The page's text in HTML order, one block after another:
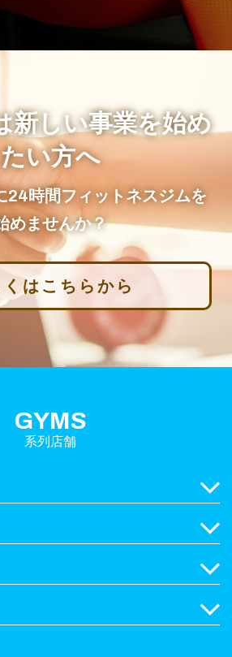
新しい事業を始め
たい方へ
24時間フィットネスジムを
めませんか？
はこちらから
GYMS
系列店舗